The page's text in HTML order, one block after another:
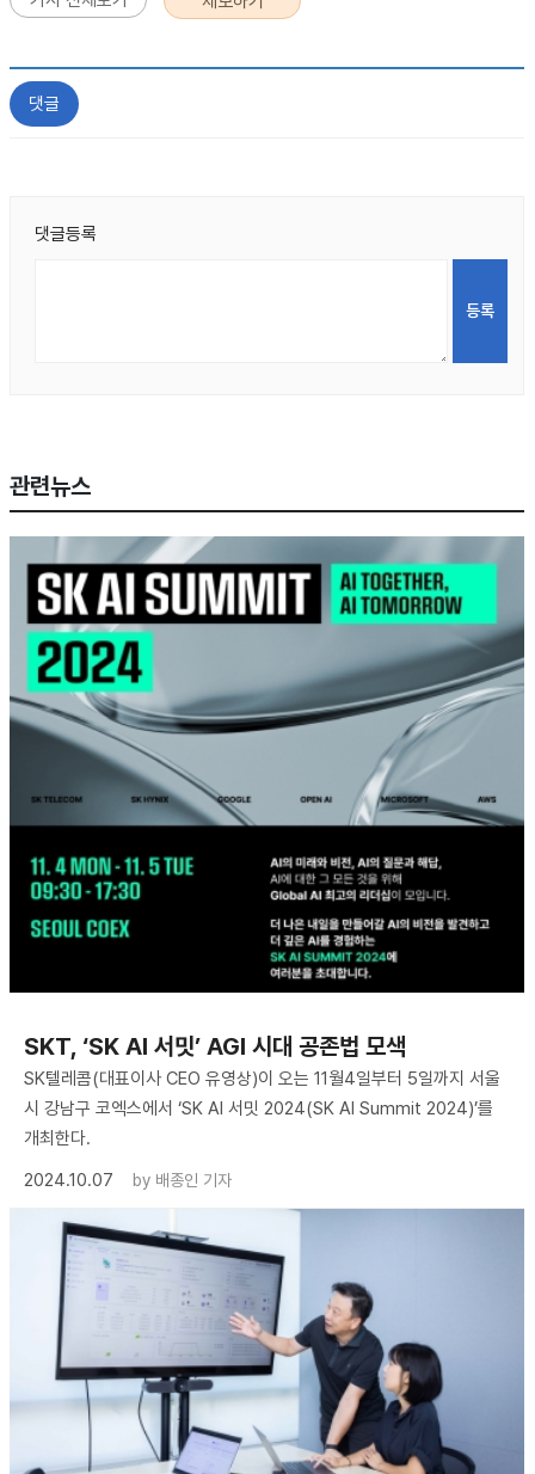
댓글
댓글등록
관련뉴스
SKT, ‘SK AI 서밋’ AGI 시대 공존법 모색
SK텔레콤(대표이사 CEO 유영상)이 오는 11월4일부터 5일까지 서울
시 강남구 코엑스에서 ‘SK AI 서밋 2024(SK AI Summit 2024)’를
개최한다.
2024.10.07
by 배종인 기자